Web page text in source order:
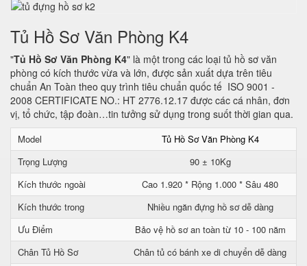
Tủ Hồ Sơ Văn Phòng K4
"Tủ Hồ Sơ Văn Phòng K4" là một trong các loại tủ hồ sơ văn
phòng có kích thước vừa và lớn, được sản xuất dựa trên tiêu
chuẩn An Toàn theo quy trình tiêu chuẩn quốc tế ISO 9001 -
2008 CERTIFICATE NO.: HT 2776.12.17 được các cá nhân, đơn
vị, tổ chức, tập đoàn…tin tưởng sử dụng trong suốt thời gian qua.
Model
Tủ Hồ Sơ Văn Phòng K4
Trọng Lượng
90 ± 10Kg
Kích thước ngoài
Cao 1.920 * Rộng 1.000 * Sâu 480
Kích thước trong
Nhiều ngăn đựng hồ sơ dễ dàng
Ưu Điểm
Bảo vệ hồ sơ an toàn từ 10 - 100 năm
Chân Tủ Hồ Sơ
Chân tủ có bánh xe di chuyển dễ dàng